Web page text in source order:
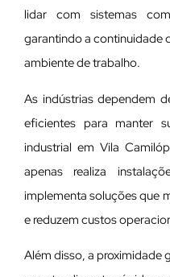
lidar com sistemas
garantindo a continuidade
ambiente de trabalho.
As indústrias dependem
eficientes para manter
industrial em Vila
apenas realiza
implementa soluções que
e reduzem custos
Além disso, a proximidade